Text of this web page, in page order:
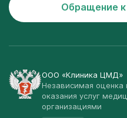
Обращение к
ООО «Клиника ЦМД»
Независимая оценка
оказания услуг
организациями